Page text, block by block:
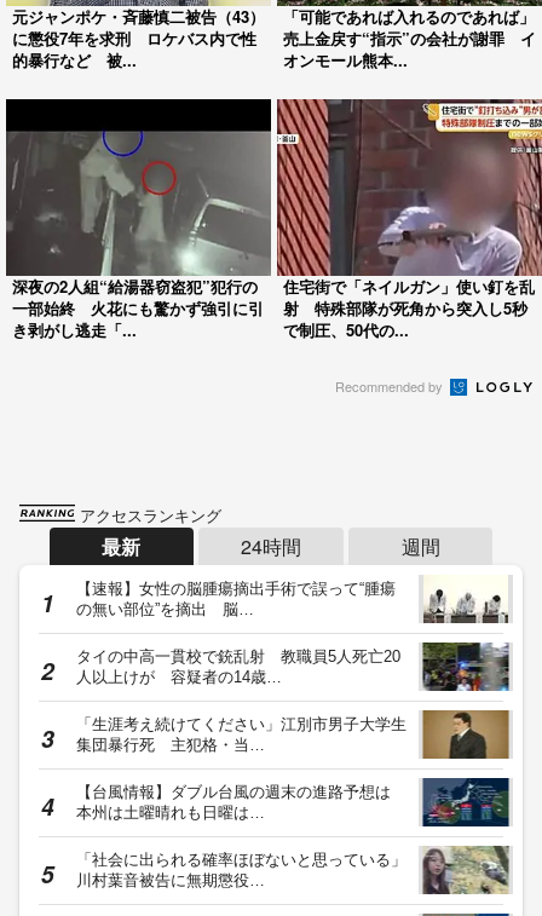
元ジャンポケ・斉藤慎二被告（43）
に懲役7年を求刑 ロケバス内で性
的暴行など 被...
「可能であれば入れるのであれば」
売上金戻す“指示”の会社が謝罪 イ
オンモール熊本...
深夜の2人組“給湯器窃盗犯”犯行の
一部始終 火花にも驚かず強引に引
き剥がし逃走「...
住宅街で「ネイルガン」使い釘を乱
射 特殊部隊が死角から突入し5秒
で制圧、50代の...
Recommended by
アクセスランキング
最新 24時間 週間
【速報】女性の脳腫瘍摘出手術で誤って“腫瘍
の無い部位”を摘出 脳…
タイの中高一貫校で銃乱射 教職員5人死亡20
人以上けが 容疑者の14歳…
「生涯考え続けてください」江別市男子大学生
集団暴行死 主犯格・当…
【台風情報】ダブル台風の週末の進路予想は
本州は土曜晴れも日曜は…
「社会に出られる確率ほぼないと思っている」
川村葉音被告に無期懲役…